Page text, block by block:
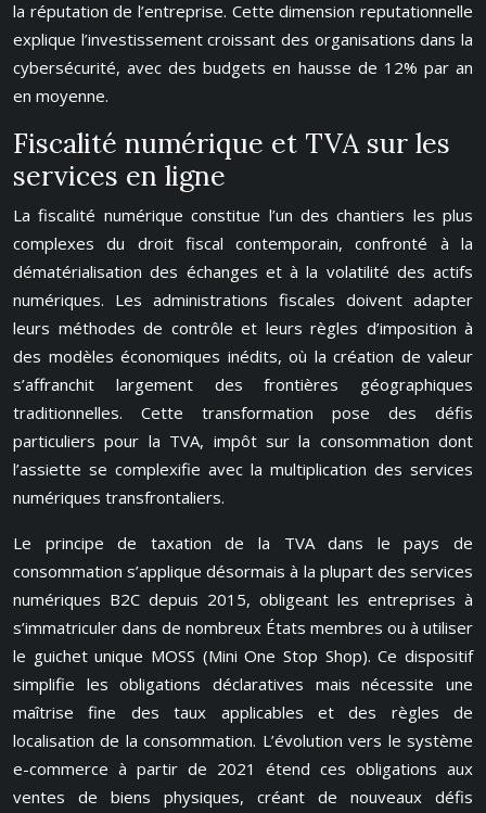
la réputation de l’entreprise. Cette dimension reputationnelle
explique l’investissement croissant des organisations dans la
cybersécurité, avec des budgets en hausse de 12% par an
en moyenne.
Fiscalité numérique et TVA sur les
services en ligne
La fiscalité numérique constitue l’un des chantiers les plus
complexes du droit fiscal contemporain, confronté à la
dématérialisation des échanges et à la volatilité des actifs
numériques. Les administrations fiscales doivent adapter
leurs méthodes de contrôle et leurs règles d’imposition à
des modèles économiques inédits, où la création de valeur
s’affranchit largement des frontières géographiques
traditionnelles. Cette transformation pose des défis
particuliers pour la TVA, impôt sur la consommation dont
l’assiette se complexifie avec la multiplication des services
numériques transfrontaliers.
Le principe de taxation de la TVA dans le pays de
consommation s’applique désormais à la plupart des services
numériques B2C depuis 2015, obligeant les entreprises à
s’immatriculer dans de nombreux États membres ou à utiliser
le guichet unique MOSS (Mini One Stop Shop). Ce dispositif
simplifie les obligations déclaratives mais nécessite une
maîtrise fine des taux applicables et des règles de
localisation de la consommation. L’évolution vers le système
e-commerce à partir de 2021 étend ces obligations aux
ventes de biens physiques, créant de nouveaux défis